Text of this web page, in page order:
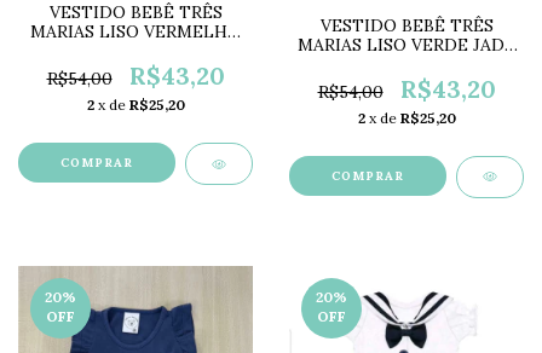
VESTIDO BEBÊ TRÊS
MARIAS LISO VERMELHO
R$54,00
R$43,20
2 x de R$25,20
COMPRAR
VESTIDO BEBÊ TRÊS
MARIAS LISO VERDE JADE
R$54,00
R$43,20
2 x de R$25,20
COMPRAR
20%
OFF
20%
OFF